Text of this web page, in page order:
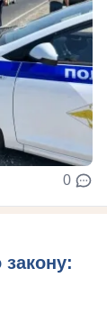
0